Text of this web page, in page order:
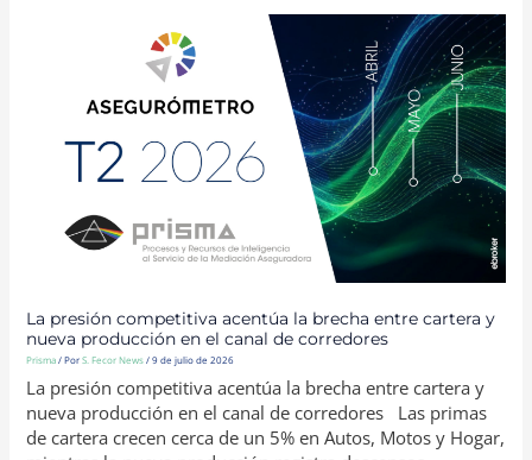
La presión competitiva acentúa la brecha entre cartera y
nueva producción en el canal de corredores
Prisma/ PorS. Fecor News/9 de julio de 2026
La presión competitiva acentúa la brecha entre cartera y
nueva producción en el canal de corredores Las primas
de cartera crecen cerca de un 5% en Autos, Motos y Hogar,
COMPETITIVA
ACENTÚA
ENTRE
CARTERA
NUEVA
PRODUCCIÓN
EN
DE
CORREDORES